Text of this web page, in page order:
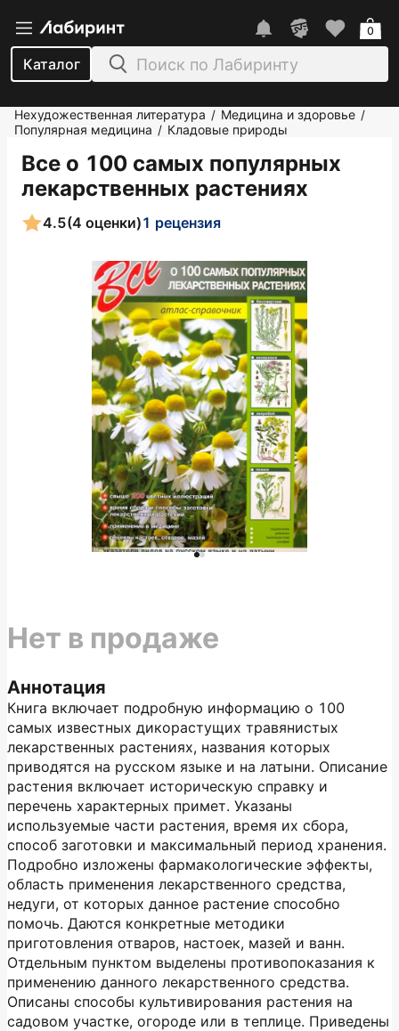
Каталог
0
Нехудожественная литература / Медицина и здоровье /
Популярная медицина / Кладовые природы
Все о 100 самых популярных
лекарственных растениях
4.5(4 оценки)1 рецензия
Аннотация
Книга включает подробную информацию о 100
самых известных дикорастущих травянистых
лекарственных растениях, названия которых
приводятся на русском языке и на латыни. Описание
растения включает историческую справку и
перечень характерных примет. Указаны
используемые части растения, время их сбора,
способ заготовки и максимальный период хранения.
Подробно изложены фармакологические эффекты,
область применения лекарственного средства,
недуги, от которых данное растение способно
помочь. Даются конкретные методики
приготовления отваров, настоек, мазей и ванн.
Отдельным пунктом выделены противопоказания к
применению данного лекарственного средства.
Описаны способы культивирования растения на
садовом участке, огороде или в теплице. Приведены
Нет в продаже